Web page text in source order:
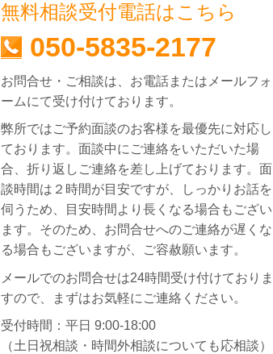
無料相談受付電話はこちら
050-5835-2177
お問合せ・ご相談は、お電話またはメールフォ
ームにて受け付けております。
弊所ではご予約面談のお客様を最優先に対応し
ております。面談中にご連絡をいただいた場
合、折り返しご連絡を差し上げております。面
談時間は２時間が目安ですが、しっかりお話を
伺うため、目安時間より長くなる場合もござい
ます。そのため、お問合せへのご連絡が遅くな
る場合もございますが、ご容赦願います。
メールでのお問合せは24時間受け付けておりま
すので、まずはお気軽にご連絡ください。
受付時間：平日 9:00-18:00
（土日祝相談・時間外相談についても応相談）